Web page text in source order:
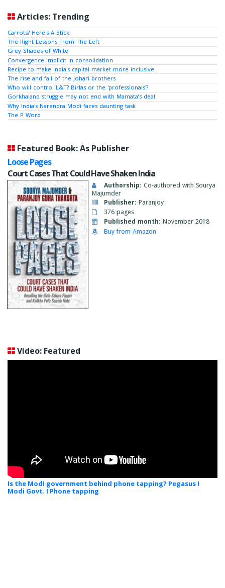
Articles: Trending
Carrots? Here's A Stick!
The Right Lessons From The Left
Grey Shades of White
Convergence implicit in consolidation
Recipe to make India's capital market more inclusive
The rise and fall of the Johari brothers
Who will control L&T? Birlas or the 'professionals'?
Gorkhaland struggle may not end with Mamata’s deal
Why India's Narendra Modi faces daunting task
The P Word
Featured Book: As Publisher
Loose Pages
Court Cases That Could Have Shaken India
Authorship: Co-authored with Sourya
Majumder
Publisher: Paranjoy
376 pages
Published month: November 2018
Buy from Amazon
Video: Featured
Is the Modi government behind phone tapping? Pegasus I
Modi Govt. I Phone tapping